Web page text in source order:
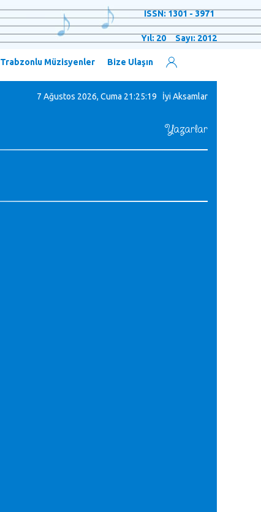
ISSN: 1301 - 3971
Yıl: 20 Sayı: 2012
Trabzonlu Müzisyenler Bize Ulaşın
7 Ağustos 2026, Cuma 21:25:20 İyi Aksamlar
Yazarlar